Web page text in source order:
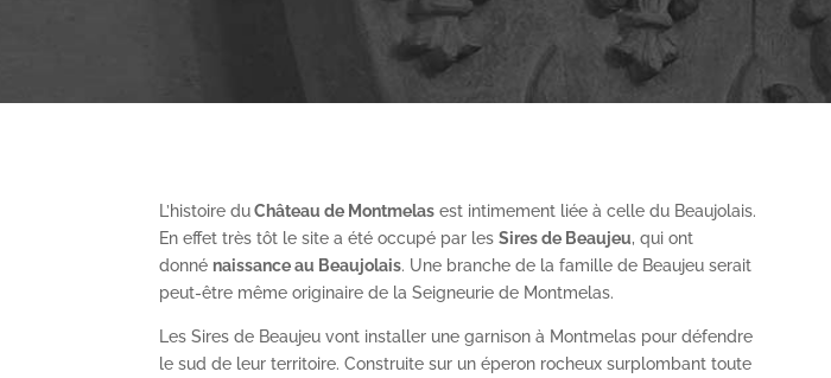
L’histoire duChâteau de Montmelas est intimement liée à celle du Beaujolais.
En effet très tôt le site a été occupé par lesSires de Beaujeu, qui ont
donné naissance au Beaujolais. Une branche de la famille de Beaujeu serait
peut-être même originaire de la Seigneurie de Montmelas.
Les Sires de Beaujeu vont installer une garnison à Montmelas pour défendre
le sud de leur territoire. Construite sur un éperon rocheux surplombant toute